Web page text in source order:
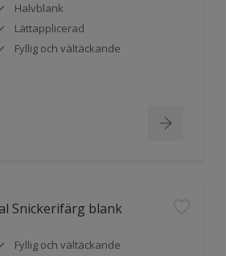
Halvblank
Lättapplicerad
Fyllig och vältäckande
Snickerifärg blank
Fyllig och vältäckande